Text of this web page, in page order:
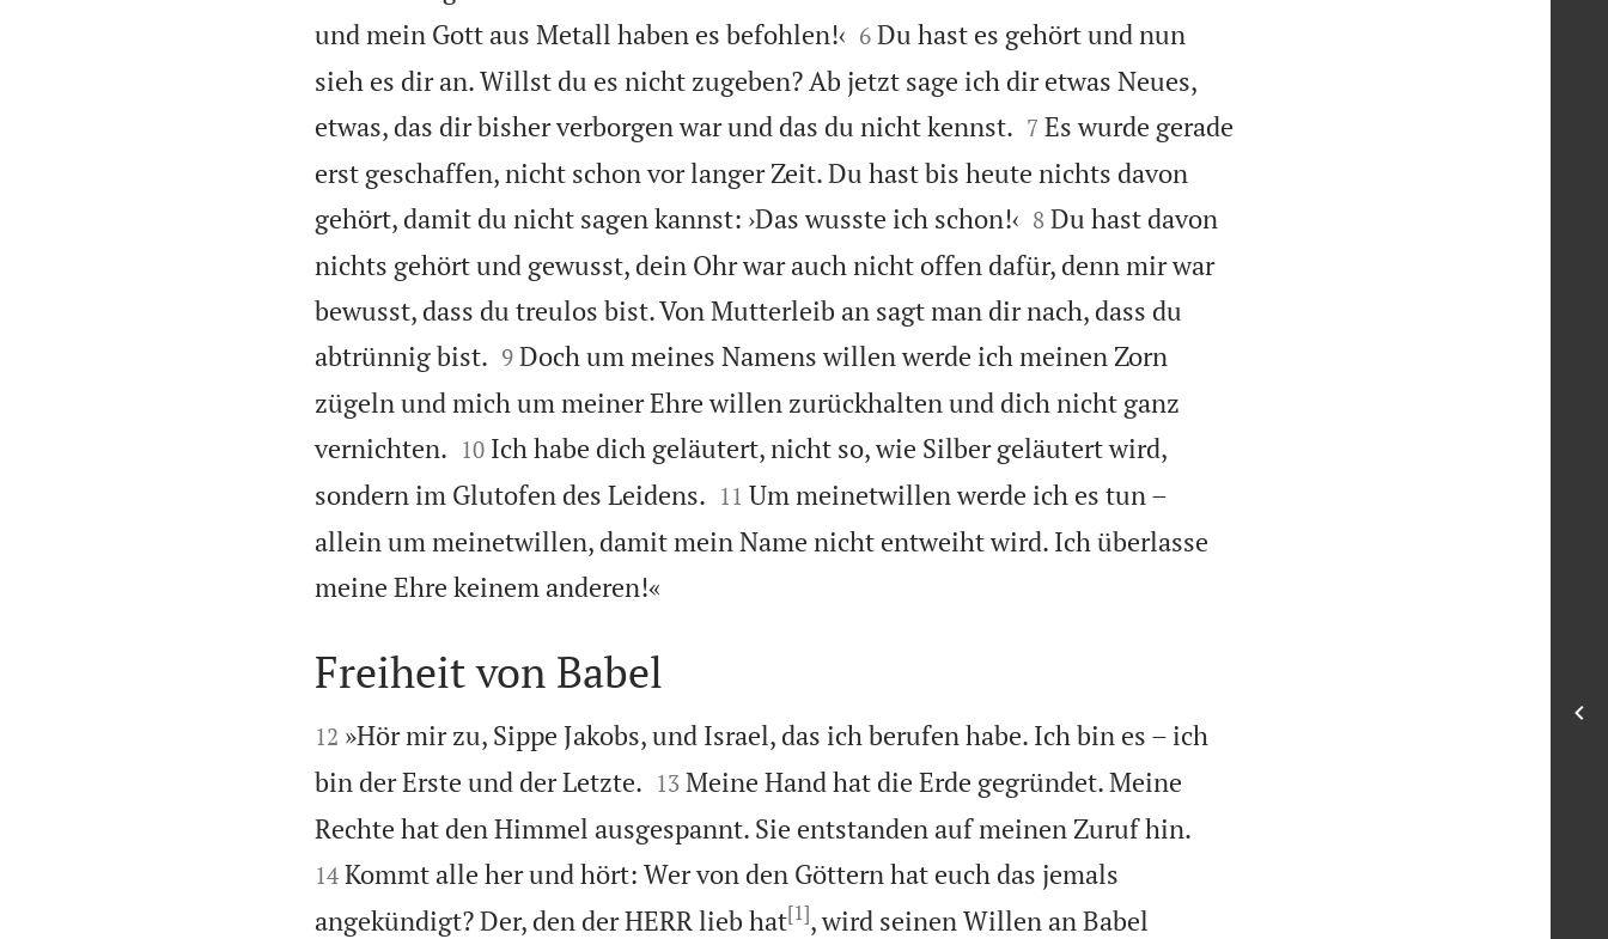
und mein Gott aus Metall haben es befohlen!‹
6 Du hast es gehört und nun
sieh es dir an. Willst du es nicht zugeben? Ab jetzt sage ich dir etwas Neues,
etwas, das dir bisher verborgen war und das du nicht kennst.
7 Es wurde gerade
erst geschaffen, nicht schon vor langer Zeit. Du hast bis heute nichts davon
gehört, damit du nicht sagen kannst: ›Das wusste ich schon!‹
8 Du hast davon
nichts gehört und gewusst, dein Ohr war auch nicht offen dafür, denn mir war
bewusst, dass du treulos bist. Von Mutterleib an sagt man dir nach, dass du
abtrünnig bist.
9 Doch um meines Namens willen werde ich meinen Zorn
zügeln und mich um meiner Ehre willen zurückhalten und dich nicht ganz
vernichten.
10 Ich habe dich geläutert, nicht so, wie Silber geläutert wird,
sondern im Glutofen des Leidens.
11 Um meinetwillen werde ich es tun –
allein um meinetwillen, damit mein Name nicht entweiht wird. Ich überlasse
meine Ehre keinem anderen!«

Freiheit von Babel

12 »Hör mir zu, Sippe Jakobs, und Israel, das ich berufen habe. Ich bin es – ich
bin der Erste und der Letzte.
13 Meine Hand hat die Erde gegründet. Meine
Rechte hat den Himmel ausgespannt. Sie entstanden auf meinen Zuruf hin.
14 Kommt alle her und hört: Wer von den Göttern hat euch das jemals
angekündigt? Der, den der HERR lieb hat[1], wird seinen Willen an Babel